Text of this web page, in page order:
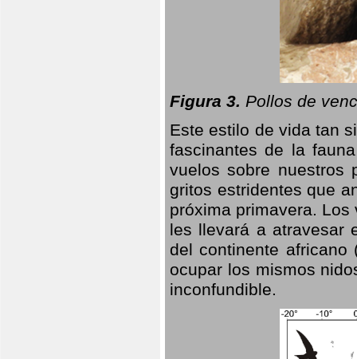
Figura 3. Pollos de
Este estilo de vida tan
fascinantes de la
vuelos sobre nuestros
gritos estridentes que
próxima primavera.
les llevará a atravesar
del continente
ocupar los mismos
inconfundible.